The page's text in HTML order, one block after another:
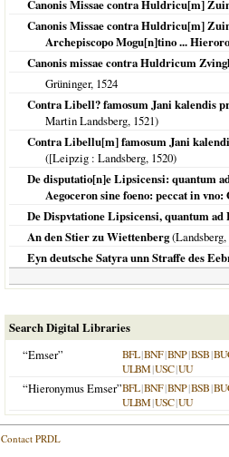
Canonis Missae contra Huldricu[m]
Canonis Missae contra Huldricu[m]
Archepiscopo Mogu[n]tino ...
Canonis missae contra Huldricum
Grüninger, 1524
Contra Libell? famosum Jani kalendis
Martin Landsberg, 1521)
Contra Libellu[m] famosum Jani
([Leipzig : Landsberg, 1520)
De disputatio[n]e Lipsicensi: quantum
Aegoceron sine foeno: peccat in
De Dispvtatione Lipsicensi, quantum ad
An den Stier zu Wiettenberg(Landsberg,
Eyn deutsche Satyra unn Straffe des
Search Digital Libraries
“Emser”
BFL|BNF|BNP|BSB|
ULBM|USC|UU
“Hieronymus Emser”BFL|BNF|BNP|BSB|
ULBM|USC|UU
Contact PRDL